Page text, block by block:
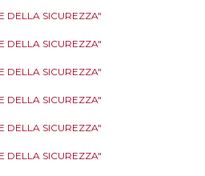
DELLA SICUREZZA"
DELLA SICUREZZA"
DELLA SICUREZZA"
DELLA SICUREZZA"
DELLA SICUREZZA"
DELLA SICUREZZA"